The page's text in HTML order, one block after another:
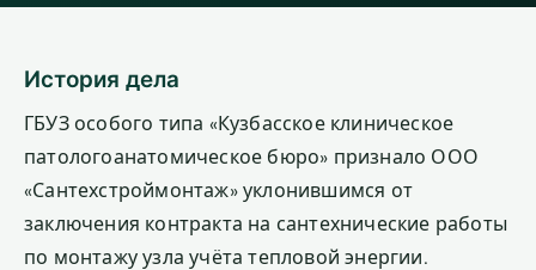
История дела
ГБУЗ особого типа «Кузбасское клиническое
патологоанатомическое бюро» признало ООО
«Сантехстроймонтаж» уклонившимся от
заключения контракта на сантехнические работы
по монтажу узла учёта тепловой энергии.